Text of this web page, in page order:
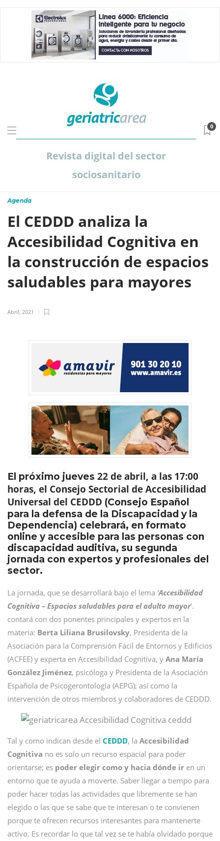
Revista digital del sector
sociosanitario
0
Agenda
El CEDDD analiza la
Accesibilidad Cognitiva en
la construcción de espacios
saludables para mayores
Abril, 2021
El próximo jueves 22 de abril, a las 17:00
horas, el Consejo Sectorial de Accesibilidad
Universal del CEDDD (Consejo Español
para la defensa de la Discapacidad y la
Dependencia) celebrará, en formato
online y accesible para las personas con
discapacidad auditiva, su segunda
jornada con expertos y profesionales del
sector.
La jornada, que se desarrollará bajo el lema ‘Accesibilidad
Cognitiva – Espacios saludables para el adulto mayor‘.
contará con dos ponentes principales y expertos en la
materia: Berta Liliana Brusilovsky, Presidenta de la
Asociación para la Comprensión Fácil de Entornos y Edificios
(ACFEE) y experta en Accesibilidad Cognitiva, y Ana María
González Jiménez, psicóloga y Presidenta de la Asociación
Española de Psicogerontología (AEPG); así como la
intervención de otros miembros y colaboradores de CEDDD.
Tal y como indican desde el CEDDD, la Accesibilidad
Cognitiva no es solo un recurso espacial para poder
orientarse; es poder elegir como y hacia dónde ir en un
entorno que te ayuda a moverte. Saber llegar a tiempo para
poder hacer todas las actividades que libremente se han
elegido o las que se sabe que te interesan o te convienen
porque te ofrecen recursos interesantes para mantenerte
activo. Es recordar lo que tal vez se te había olvidado porque